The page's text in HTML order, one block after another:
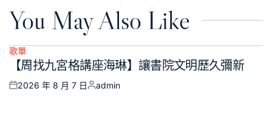
You May Also Like
Posted
歌單
【周找九宮格講座海琳】讓書院文明歷久彌新
Posted
2026 年 8 月 7 日
Posted
admin